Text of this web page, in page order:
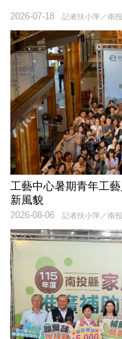
記者扶小萍／南
2026-07-18
工藝中心暑期青年工
新風貌
記者扶小萍／南
2026-08-06